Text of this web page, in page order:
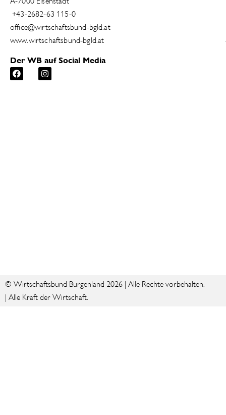
+43-2682-63 115-0
office@wirtschaftsbund-bgld.at
www.wirtschaftsbund-bgld.at
Der WB auf Social Media
© Wirtschaftsbund Burgenland 2026 | Alle Rechte vorbehalten.
| Alle Kraft der Wirtschaft.